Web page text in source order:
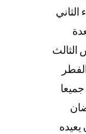
الثاني
الثالث
يعيده